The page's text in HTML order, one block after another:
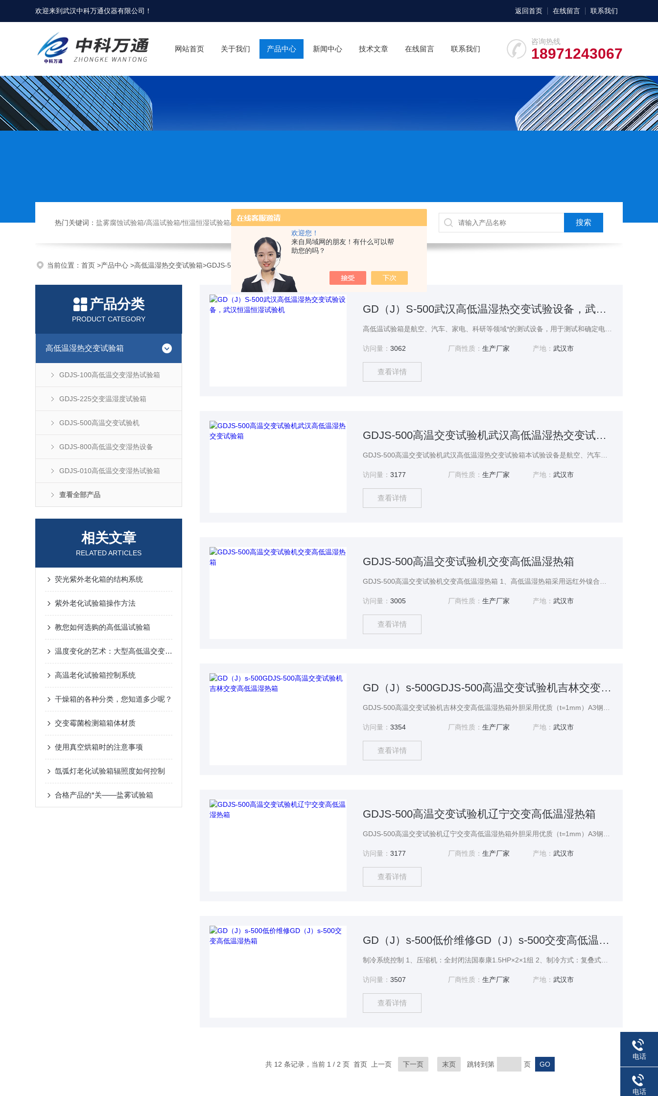
欢迎您！
来自局域网的朋友！有什么可以帮
助您的吗？
欢迎来到武汉中科万通仪器有限公司 ！ 返回首页 在线留言 联系我们
咨询热线
18971243067
网站首页 关于我们 产品中心 新闻中心 技术文章 在线留言 联系我们
热门关键词： 盐雾腐蚀试验箱/高温试验箱/恒温恒湿试验箱/紫外光老化试验箱/鼓风干燥箱/振动试验机/耐臭氧老化试验箱
当前位置： 首页 >产品中心 >高低温湿热交变试验箱>GDJS-500高温交变试验机
产品分类
PRODUCT CATEGORY
高低温湿热交变试验箱
GDJS-100高低温交变湿热试验箱
GDJS-225交变温湿度试验箱
GDJS-500高温交变试验机
GDJS-800高低温交变湿热设备
GDJS-010高低温交变湿热试验箱
查看全部产品
相关文章
RELATED ARTICLES
荧光紫外老化箱的结构系统
紫外老化试验箱操作方法
教您如何选购的高低温试验箱
温度变化的艺术：大型高低温交变试验箱技术特点全解析
高温老化试验箱控制系统
干燥箱的各种分类，您知道多少呢？
交变霉菌检测箱箱体材质
使用真空烘箱时的注意事项
氙弧灯老化试验箱辐照度如何控制
合格产品的*关——盐雾试验箱
GD（J）S-500武汉高低温湿热交变试验设备，武汉恒温恒湿试验机
访问量：3062 厂商性质： 生产厂家 产地：武汉市
查看详情
GDJS-500高温交变试验机武汉高低温湿热交变试验箱
访问量：3177 厂商性质： 生产厂家 产地：武汉市
查看详情
GDJS-500高温交变试验机交变高低温湿热箱
访问量：3005 厂商性质： 生产厂家 产地：武汉市
查看详情
GD（J）s-500GDJS-500高温交变试验机吉林交变高低温湿热箱
访问量：3354 厂商性质： 生产厂家 产地：武汉市
查看详情
GDJS-500高温交变试验机辽宁交变高低温湿热箱
访问量：3177 厂商性质： 生产厂家 产地：武汉市
查看详情
GD（J）s-500低价维修GD（J）s-500交变高低温湿热箱
访问量：3507 厂商性质： 生产厂家 产地：武汉市
查看详情
共 12 条记录，当前 1 / 2 页 首页 上一页 下一页 末页 跳转到第 页
电话
电话